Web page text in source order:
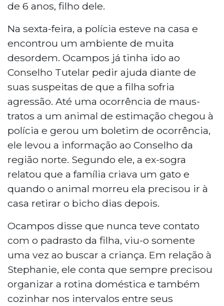
de 6 anos, filho dele.
Na sexta-feira, a polícia esteve na casa e
encontrou um ambiente de muita
desordem. Ocampos já tinha ido ao
Conselho Tutelar pedir ajuda diante de
suas suspeitas de que a filha sofria
agressão. Até uma ocorrência de maus-
tratos a um animal de estimação chegou à
polícia e gerou um boletim de ocorrência,
ele levou a informação ao Conselho da
região norte. Segundo ele, a ex-sogra
relatou que a família criava um gato e
quando o animal morreu ela precisou ir à
casa retirar o bicho dias depois.
Ocampos disse que nunca teve contato
com o padrasto da filha, viu-o somente
uma vez ao buscar a criança. Em relação à
Stephanie, ele conta que sempre precisou
organizar a rotina doméstica e também
cozinhar nos intervalos entre seus